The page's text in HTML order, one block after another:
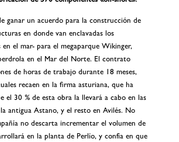
ganar un acuerdo para la construcción de
en donde van enclavadas los
en el mar- para el megaparque Wikinger,
en el Mar del Norte. El contrato
de horas de trabajo durante 18 meses,
recaen en la firma asturiana, que ha
el 30 % de esta obra la llevará a cabo en las
antigua Astano, y el resto en Avilés. No
no descarta incrementar el volumen de
en la planta de Perlío, y confía en que